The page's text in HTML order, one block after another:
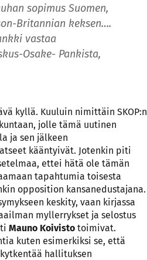
sopimus Suomen,
Britannian keksen….
vastaa
Osake- Pankista,
kyllä. Kuuluin nimittäin SKOP:n
jolle tämä uutinen
ja sen jälkeen
kääntyivät. Jotenkin piti
ettei hätä ole tämän
tapahtumia toisesta
opposition kansanedustajana.
keskity, vaan kirjassa
myllerrykset ja selostus
Mauno Koivisto toimivat.
kuten esimerkiksi se, että
hallituksen